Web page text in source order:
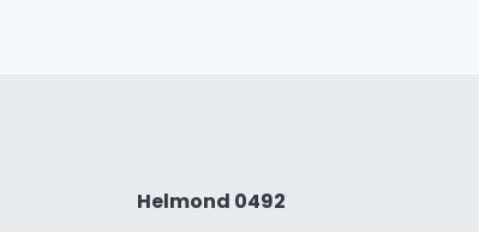
Helmond 0492